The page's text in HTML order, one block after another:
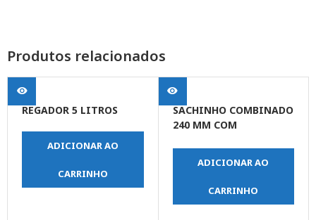
Produtos relacionados
REGADOR 5 LITROS
ADICIONAR AO
CARRINHO
SACHINHO COMBINADO
240 MM COM
PLASTICO
ADICIONAR AO
CARRINHO